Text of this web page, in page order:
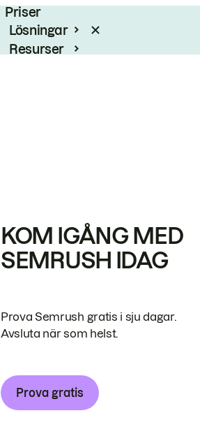
Priser
Lösningar
Resurser
KOM IGÅNG MED
SEMRUSH IDAG
Prova Semrush gratis i sju dagar.
Avsluta när som helst.
Prova gratis